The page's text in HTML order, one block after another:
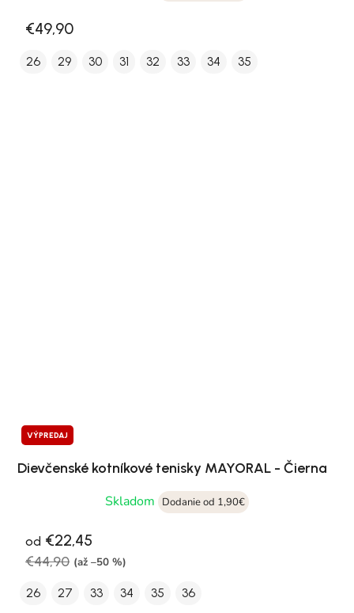
€49,90
26 29 30 31 32 33 34 35
VÝPREDAJ
Dievčenské kotníkové tenisky MAYORAL - Čierna
Skladom
Dodanie od 1,90€
od €22,45
€44,90 (až –50 %)
26 27 33 34 35 36